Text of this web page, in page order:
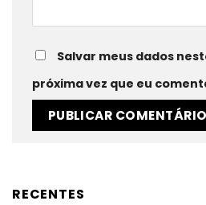
Salvar meus dados
próxima vez que eu
RECENTES